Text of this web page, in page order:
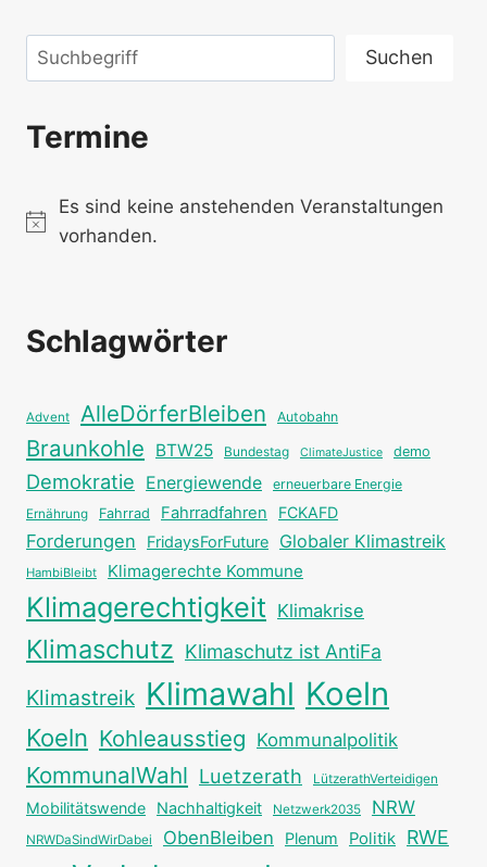
Suchen Suchen
Termine
Hinweis
Es sind keine anstehenden Veranstaltungen
vorhanden.
Schlagwörter
Advent AlleDörferBleiben Autobahn
Braunkohle BTW25 Bundestag ClimateJustice demo
Demokratie Energiewende erneuerbare Energie
Ernährung Fahrrad Fahrradfahren FCKAFD
Forderungen FridaysForFuture Globaler Klimastreik
HambiBleibt Klimagerechte Kommune
Klimagerechtigkeit Klimakrise
Klimaschutz Klimaschutz ist AntiFa
Klimastreik Klimawahl Koeln
Koeln Kohleausstieg Kommunalpolitik
KommunalWahl Luetzerath LützerathVerteidigen
Mobilitätswende Nachhaltigkeit Netzwerk2035 NRW
NRWDaSindWirDabei ObenBleiben Plenum Politik RWE